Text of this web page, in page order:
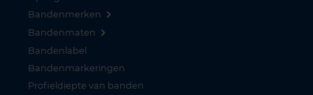
Bandenmerken
Bandenmaten
Bandenlabel
Bandenmarkeringen
Profieldiepte van banden